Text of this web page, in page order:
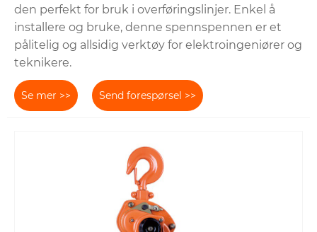
den perfekt for bruk i overføringslinjer. Enkel å
installere og bruke, denne spennspennen er et
pålitelig og allsidig verktøy for elektroingeniører og
teknikere.
Se mer >> Send forespørsel >>